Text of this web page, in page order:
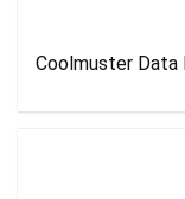
Coolmuster Data